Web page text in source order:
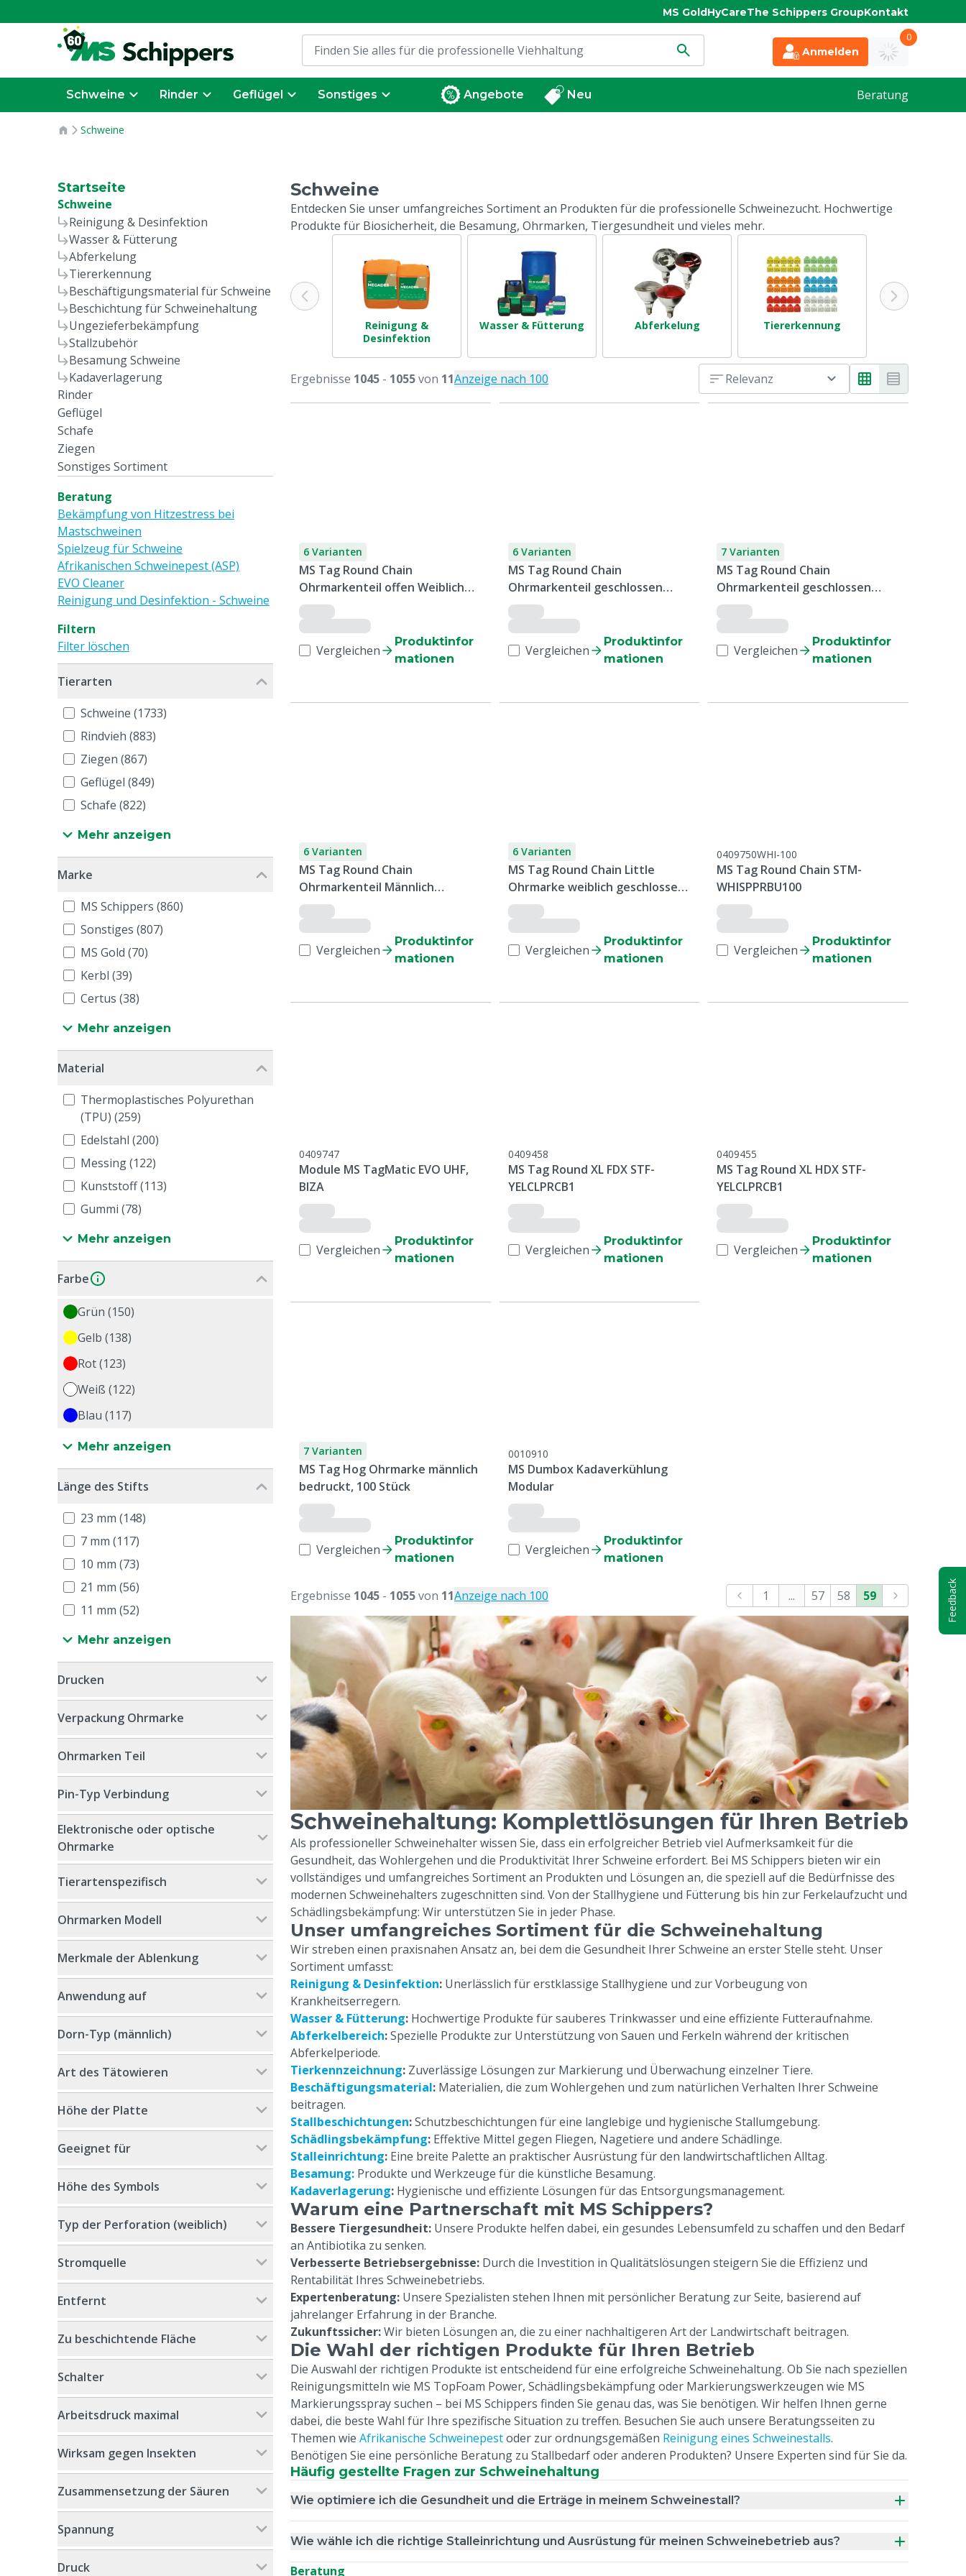
MS GoldHyCareThe Schippers GroupKontakt
Anmelden
0
Schweine Rinder Geflügel Sonstiges Angebote Neu Beratung
Schweine
Startseite
Schweine
Reinigung & Desinfektion
Wasser & Fütterung
Abferkelung
Tiererkennung
Beschäftigungsmaterial für Schweine
Beschichtung für Schweinehaltung
Ungezieferbekämpfung
Stallzubehör
Besamung Schweine
Kadaverlagerung
Rinder
Geflügel
Schafe
Ziegen
Sonstiges Sortiment
Beratung
Bekämpfung von Hitzestress bei
Mastschweinen
Spielzeug für Schweine
Afrikanischen Schweinepest (ASP)
EVO Cleaner
Reinigung und Desinfektion - Schweine
Filtern
Filter löschen
Tierarten
Schweine (1733)
Rindvieh (883)
Ziegen (867)
Geflügel (849)
Schafe (822)
Mehr anzeigen
Marke
MS Schippers (860)
Sonstiges (807)
MS Gold (70)
Kerbl (39)
Certus (38)
Mehr anzeigen
Material
Thermoplastisches Polyurethan
(TPU) (259)
Edelstahl (200)
Messing (122)
Kunststoff (113)
Gummi (78)
Mehr anzeigen
Farbe
Grün (150)
Gelb (138)
Rot (123)
Weiß (122)
Blau (117)
Mehr anzeigen
Länge des Stifts
23 mm (148)
7 mm (117)
10 mm (73)
21 mm (56)
11 mm (52)
Mehr anzeigen
Drucken
Verpackung Ohrmarke
Ohrmarken Teil
Pin-Typ Verbindung
Elektronische oder optische
Ohrmarke
Tierartenspezifisch
Ohrmarken Modell
Merkmale der Ablenkung
Anwendung auf
Dorn-Typ (männlich)
Art des Tätowieren
Höhe der Platte
Geeignet für
Höhe des Symbols
Typ der Perforation (weiblich)
Stromquelle
Entfernt
Zu beschichtende Fläche
Schalter
Arbeitsdruck maximal
Wirksam gegen Insekten
Zusammensetzung der Säuren
Spannung
Druck
Schweine
Entdecken Sie unser umfangreiches Sortiment an Produkten für die professionelle Schweinezucht. Hochwertige
Produkte für Biosicherheit, die Besamung, Ohrmarken, Tiergesundheit und vieles mehr.
Reinigung &
Desinfektion
Wasser & Fütterung Abferkelung Tiererkennung
Ergebnisse 1045 - 1055von 11Anzeige nach 100 Relevanz
6 Varianten
MS Tag Round Chain
Ohrmarkenteil offen Weiblich
unbedruckt, 2000 Stück
Vergleichen
Produktinfor
mationen
6 Varianten
MS Tag Round Chain
Ohrmarkenteil geschlossen
Weiblich bedruckt, 2000 Stück
Vergleichen
Produktinfor
mationen
7 Varianten
MS Tag Round Chain
Ohrmarkenteil geschlossen
Weiblich unbedruckt, 2000 Stück
Vergleichen
Produktinfor
mationen
6 Varianten
MS Tag Round Chain
Ohrmarkenteil Männlich
bedruckt, 2000 Stück
Vergleichen
Produktinfor
mationen
6 Varianten
MS Tag Round Chain Little
Ohrmarke weiblich geschlossen
bedruckt auf Rolle, 2000 Stück
Vergleichen
Produktinfor
mationen
0409750WHI-100
MS Tag Round Chain STM-
WHISPPRBU100
Vergleichen
Produktinfor
mationen
0409747
Module MS TagMatic EVO UHF,
BIZA
Vergleichen
Produktinfor
mationen
0409458
MS Tag Round XL FDX STF-
YELCLPRCB1
Vergleichen
Produktinfor
mationen
0409455
MS Tag Round XL HDX STF-
YELCLPRCB1
Vergleichen
Produktinfor
mationen
7 Varianten
MS Tag Hog Ohrmarke männlich
bedruckt, 100 Stück
Vergleichen
Produktinfor
mationen
0010910
MS Dumbox Kadaverkühlung
Modular
Vergleichen
Produktinfor
mationen
Ergebnisse 1045 - 1055von 11Anzeige nach 100 1 ... 57 58 59
Schweinehaltung: Komplettlösungen für Ihren Betrieb
Als professioneller Schweinehalter wissen Sie, dass ein erfolgreicher Betrieb viel Aufmerksamkeit für die
Gesundheit, das Wohlergehen und die Produktivität Ihrer Schweine erfordert. Bei MS Schippers bieten wir ein
vollständiges und umfangreiches Sortiment an Produkten und Lösungen an, die speziell auf die Bedürfnisse des
modernen Schweinehalters zugeschnitten sind. Von der Stallhygiene und Fütterung bis hin zur Ferkelaufzucht und
Schädlingsbekämpfung: Wir unterstützen Sie in jeder Phase.
Unser umfangreiches Sortiment für die Schweinehaltung
Wir streben einen praxisnahen Ansatz an, bei dem die Gesundheit Ihrer Schweine an erster Stelle steht. Unser
Sortiment umfasst:
Reinigung & Desinfektion: Unerlässlich für erstklassige Stallhygiene und zur Vorbeugung von
Krankheitserregern.
Wasser & Fütterung: Hochwertige Produkte für sauberes Trinkwasser und eine effiziente Futteraufnahme.
Abferkelbereich:Spezielle Produkte zur Unterstützung von Sauen und Ferkeln während der kritischen
Abferkelperiode.
Tierkennzeichnung: Zuverlässige Lösungen zur Markierung und Überwachung einzelner Tiere.
Beschäftigungsmaterial: Materialien, die zum Wohlergehen und zum natürlichen Verhalten Ihrer Schweine
beitragen.
Stallbeschichtungen:Schutzbeschichtungen für eine langlebige und hygienische Stallumgebung.
Schädlingsbekämpfung: Effektive Mittel gegen Fliegen, Nagetiere und andere Schädlinge.
Stalleinrichtung: Eine breite Palette an praktischer Ausrüstung für den landwirtschaftlichen Alltag.
Besamung: Produkte und Werkzeuge für die künstliche Besamung.
Kadaverlagerung: Hygienische und effiziente Lösungen für das Entsorgungsmanagement.
Warum eine Partnerschaft mit MS Schippers?
Bessere Tiergesundheit: Unsere Produkte helfen dabei, ein gesundes Lebensumfeld zu schaffen und den Bedarf
an Antibiotika zu senken.
Verbesserte Betriebsergebnisse: Durch die Investition in Qualitätslösungen steigern Sie die Effizienz und
Rentabilität Ihres Schweinebetriebs.
Expertenberatung: Unsere Spezialisten stehen Ihnen mit persönlicher Beratung zur Seite, basierend auf
jahrelanger Erfahrung in der Branche.
Zukunftssicher:Wir bieten Lösungen an, die zu einer nachhaltigeren Art der Landwirtschaft beitragen.
Die Wahl der richtigen Produkte für Ihren Betrieb
Die Auswahl der richtigen Produkte ist entscheidend für eine erfolgreiche Schweinehaltung. Ob Sie nach speziellen
Reinigungsmitteln wie MS TopFoam Power, Schädlingsbekämpfung oder Markierungswerkzeugen wie MS
Markierungsspray suchen – bei MS Schippers finden Sie genau das, was Sie benötigen. Wir helfen Ihnen gerne
dabei, die beste Wahl für Ihre spezifische Situation zu treffen. Besuchen Sie auch unsere Beratungsseiten zu
Themen wie Afrikanische Schweinepestoder zur ordnungsgemäßen Reinigung eines Schweinestalls.
Benötigen Sie eine persönliche Beratung zu Stallbedarf oder anderen Produkten? Unsere Experten sind für Sie da.
Häufig gestellte Fragen zur Schweinehaltung
Wie optimiere ich die Gesundheit und die Erträge in meinem Schweinestall?
Wie wähle ich die richtige Stalleinrichtung und Ausrüstung für meinen Schweinebetrieb aus?
Beratung
Feedback